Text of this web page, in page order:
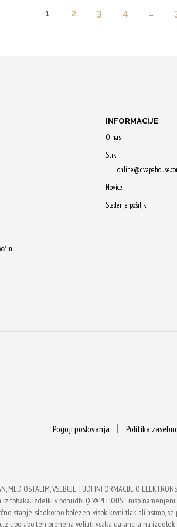
1 2 3 4 …
INFORMACIJE
O nas
Stik
Novice
Sledenje pošiljk
Pogoji poslovanja Politika
MED OSTALIM, VSEBUJE TUDI INFORMACIJE O
iz tobaka. Izdelki v ponudbi Q VAPEHOUSE niso
stanje, sladkorno bolezen, visok krvni tlak ali astmo,
z uporabo teh preneha veljati vsaka garancija na